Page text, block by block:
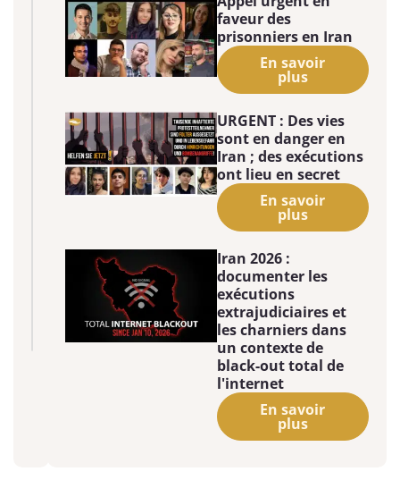
faveur des
prisonniers en Iran
En savoir
plus
URGENT : Des vies
sont en danger en
Iran ; des exécutions
ont lieu en secret
En savoir
plus
Iran 2026 :
documenter les
exécutions
extrajudiciaires et
les charniers dans
un contexte de
black-out total de
l'internet
En savoir
plus